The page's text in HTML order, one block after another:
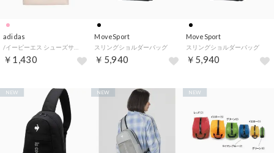
adidas
￥1,430
MoveSport
スリングショルダーバッグ
￥5,940
MoveSport
スリングショルダーバッグ
￥5,940
NEW NEW NEW